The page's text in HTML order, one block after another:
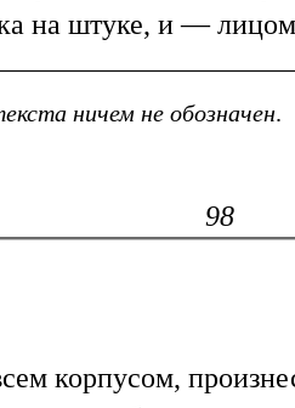
на штуке, и —
ничем не обозначен.
98
корпусом,